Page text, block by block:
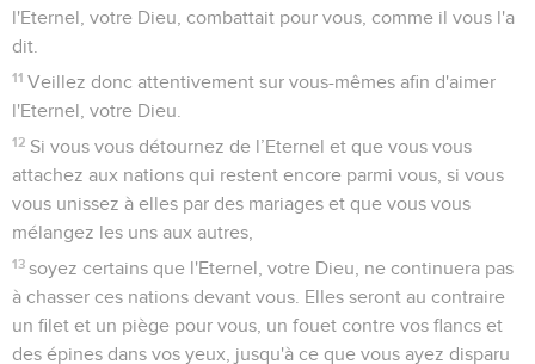
l'Eternel, votre Dieu, combattait pour vous, comme il vous l'a
dit.
11 Veillez donc attentivement sur vous-mêmes afin d'aimer
l'Eternel, votre Dieu.
12 Si vous vous détournez de l’Eternel et que vous vous
attachez aux nations qui restent encore parmi vous, si vous
vous unissez à elles par des mariages et que vous vous
mélangez les uns aux autres,
13 soyez certains que l'Eternel, votre Dieu, ne continuera pas
à chasser ces nations devant vous. Elles seront au contraire
un filet et un piège pour vous, un fouet contre vos flancs et
des épines dans vos yeux, jusqu'à ce que vous ayez disparu